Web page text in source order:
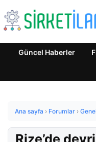
Güncel Haberler
Ana sayfa › Forumlar ›
Rize’de